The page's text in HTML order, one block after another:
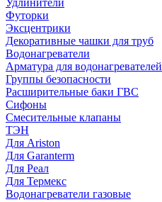
Футорки
Эксцентрики
Декоративные чашки для труб
Водонагреватели
Арматура для водонагревателей
Группы безопасности
Расширительные баки ГВС
Сифоны
Смесительные клапаны
ТЭН
Для Ariston
Для Garanterm
Для Реал
Для Термекс
Водонагреватели газовые